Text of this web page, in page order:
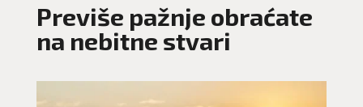
Previše pažnje obraćate
na nebitne stvari